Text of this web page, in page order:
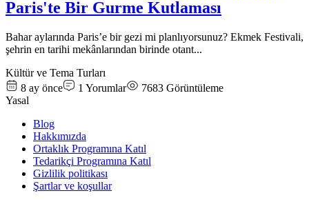
Paris'te Bir Gurme Kutlaması
Bahar aylarında Paris’e bir gezi mi planlıyorsunuz? Ekmek Festivali,
şehrin en tarihi mekânlarından birinde otant...
Kültür ve Tema Turları
8 ay önce
1 Yorumlar 7683 Görüntüleme
Yasal
Blog
Hakkımızda
Ortaklık Programına Katıl
Tedarikçi Programına Katıl
Gizlilik politikası
Şartlar ve koşullar